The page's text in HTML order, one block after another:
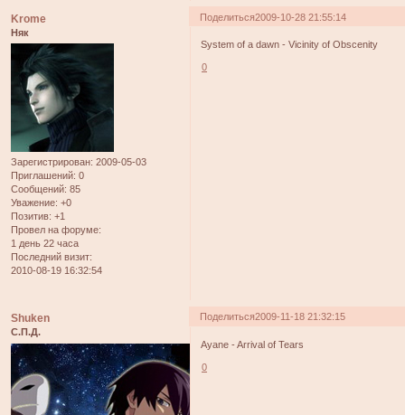
Поделиться2009-10-28 21:55:14
Krome
Няк
Зарегистрирован: 2009-05-03
Приглашений: 0
Сообщений: 85
Уважение: +0
Позитив: +1
Провел на форуме:
1 день 22 часа
Последний визит:
2010-08-19 16:32:54
System of a dawn - Vicinity of Obscenity
0
Поделиться2009-11-18 21:32:15
Shuken
С.П.Д.
Ayane - Arrival of Tears
0